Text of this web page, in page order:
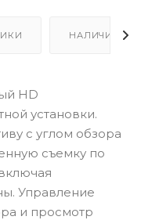
НАЛИЧИЕ
HD
установки.
с углом обзора
съемку по
Управление
и просмотр